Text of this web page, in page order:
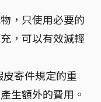
，只使用必要的
，可以有效減輕
皮寄件規定的重
生額外的費用。